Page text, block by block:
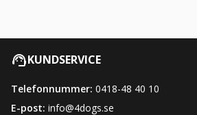
KUNDSERVICE
Telefonnummer: 0418-48 40 10
E-post: info@4dogs.se